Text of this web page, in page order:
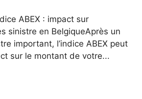
ABEX : impact sur
sinistre en BelgiqueAprès un
important, l’indice ABEX peut
sur le montant de votre...